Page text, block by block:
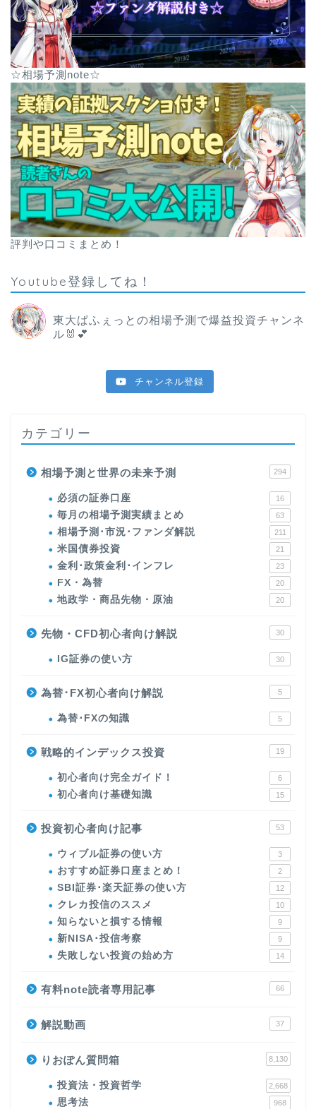
☆相場予測note☆
評判や口コミまとめ！
Youtube登録してね！
東大ぱふぇっとの相場予測で爆益投資チャンネ
ル🐰💕
チャンネル登録
カテゴリー
相場予測と世界の未来予測 294
必須の証券口座 16
毎月の相場予測実績まとめ 63
相場予測･市況･ファンダ解説 211
米国債券投資 21
金利･政策金利･インフレ 23
FX・為替 20
地政学・商品先物・原油 20
先物・CFD初心者向け解説 30
IG証券の使い方 30
為替･FX初心者向け解説 5
為替･FXの知識 5
戦略的インデックス投資 19
初心者向け完全ガイド！ 6
初心者向け基礎知識 15
投資初心者向け記事 53
ウィブル証券の使い方 3
おすすめ証券口座まとめ！ 2
SBI証券･楽天証券の使い方 12
クレカ投信のススメ 10
知らないと損する情報 9
新NISA･投信考察 9
失敗しない投資の始め方 14
有料note読者専用記事 66
解説動画 37
りおぽん質問箱 8,130
投資法・投資哲学 2,668
思考法 968